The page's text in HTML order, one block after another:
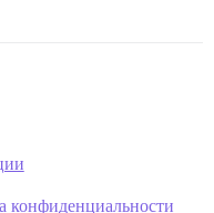
конфиденциальности